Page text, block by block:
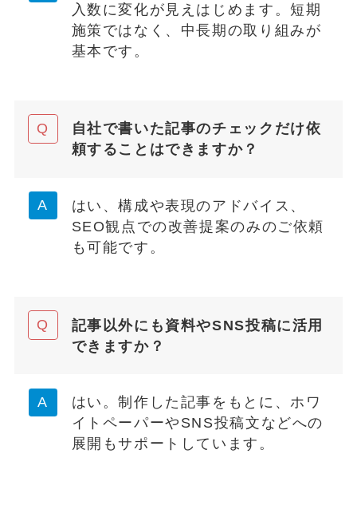
入数に変化が見えはじめます。短期
施策ではなく、中長期の取り組みが
基本です。
自社で書いた記事のチェックだけ依
頼することはできますか？
はい、構成や表現のアドバイス、
SEO観点での改善提案のみのご依頼
も可能です。
記事以外にも資料やSNS投稿に活用
できますか？
はい。制作した記事をもとに、ホワ
イトペーパーやSNS投稿文などへの
展開もサポートしています。